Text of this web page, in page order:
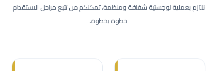
نلتزم بعملية لوجستية شفافة ومنظمة، تمكنكم من تتبع مراحل الاستقدام
خطوة بخطوة.